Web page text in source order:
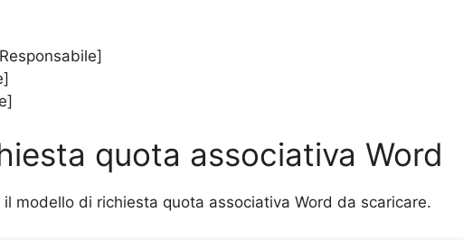
quota associativa Word
modello di richiesta quota associativa Word da scaricare.